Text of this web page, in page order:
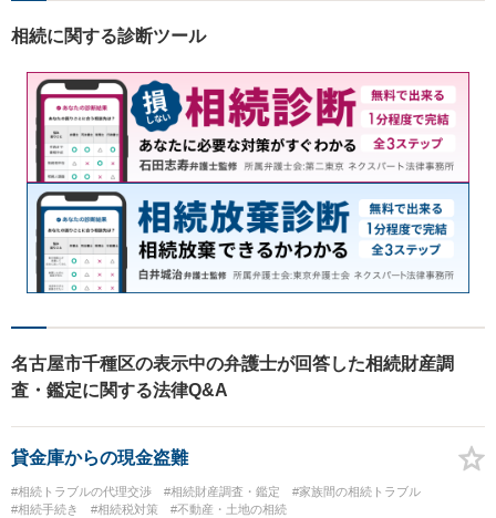
相続に関する診断ツール
名古屋市千種区の表示中の弁護士が回答した相続財産調
査・鑑定に関する法律Q&A
貸金庫からの現金盗難
#相続トラブルの代理交渉 #相続財産調査・鑑定
#家族間の相続トラブル
#相続手続き
#相続税対策 #不動産・土地の相続